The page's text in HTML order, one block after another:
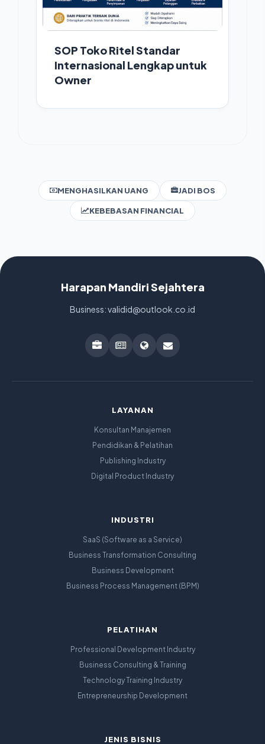
SOP Toko Ritel Standar
Internasional Lengkap untuk
Owner
MENGHASILKAN UANG JADI BOS
KEBEBASAN FINANCIAL
Harapan Mandiri Sejahtera
Business: validid@outlook.co.id
LAYANAN
Konsultan Manajemen
Pendidikan & Pelatihan
Publishing Industry
Digital Product Industry
INDUSTRI
SaaS (Software as a Service)
Business Transformation Consulting
Business Development
Business Process Management (BPM)
PELATIHAN
Professional Development Industry
Business Consulting & Training
Technology Training Industry
Entrepreneurship Development
JENIS BISNIS